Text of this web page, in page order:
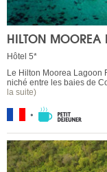
HILTON MOOREA
Hôtel 5*
Le Hilton Moorea Lagoon
niché entre les baies de
la suite)